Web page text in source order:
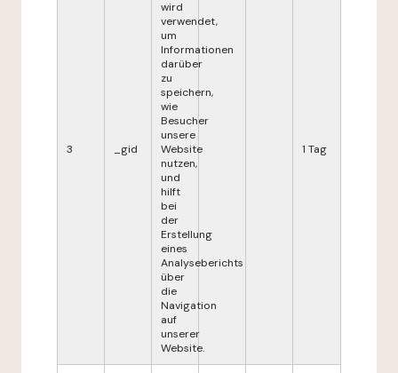
3 _gid
wird
verwendet,
um
Informationen
darüber
zu
speichern,
wie
Besucher
unsere
Website
nutzen,
und
hilft
bei
der
Erstellung
eines
Analyseberichts
über
die
Navigation
auf
unserer
Website.
1 Tag